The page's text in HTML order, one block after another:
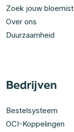
Zoek jouw bloemist
Over ons
Duurzaamheid
Bedrijven
Bestelsysteem
OCI-Koppelingen